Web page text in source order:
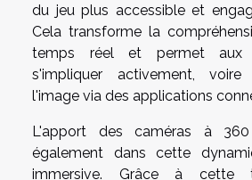
du jeu plus accessible et
Cela transforme la
temps réel et permet aux
s'impliquer activement,
l'image via des applications
L'apport des caméras à
également dans cette
immersive. Grâce à cette